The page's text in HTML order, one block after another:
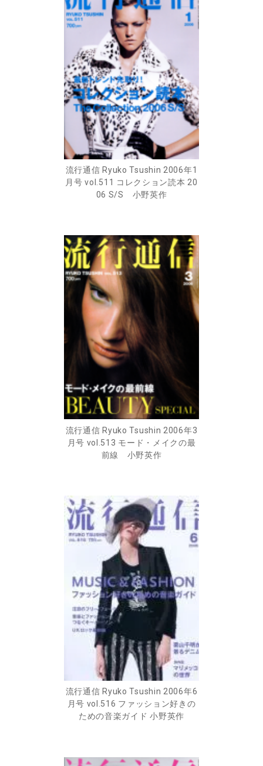
流行通信 Ryuko Tsushin 2006年1
月号 vol.511 コレクション読本 20
06 S/S 小野英作
流行通信 Ryuko Tsushin 2006年3
月号 vol.513 モード・メイクの最
前線 小野英作
流行通信 Ryuko Tsushin 2006年6
月号 vol.516 ファッション好きの
ための音楽ガイド 小野英作